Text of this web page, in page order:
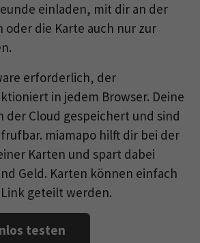
einladen, mit dir an der
oder die Karte auch nur zur
erforderlich, der
in jedem Browser. Deine
der Cloud gespeichert und sind
miamapo hilft dir bei der
Karten und spart dabei
Geld. Karten können einfach
geteilt werden.
testen